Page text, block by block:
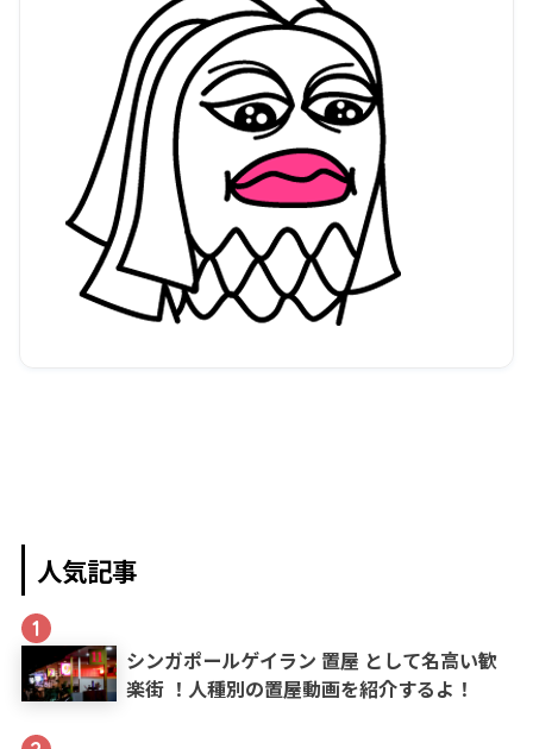
人気記事
1
シンガポールゲイラン 置屋 として名高い歓
楽街 ！人種別の置屋動画を紹介するよ！